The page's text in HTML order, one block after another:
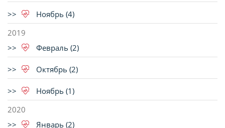
Ноябрь (4)
2019
Февраль (2)
Октябрь (2)
Ноябрь (1)
2020
Январь (2)